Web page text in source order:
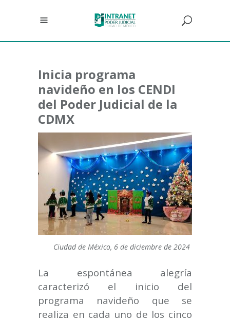
Inicia programa
navideño en los CENDI
del Poder Judicial de la
CDMX
Ciudad de México, 6 de diciembre de 2024
La espontánea alegría
caracterizó el inicio del
programa navideño que se
realiza en cada uno de los cinco